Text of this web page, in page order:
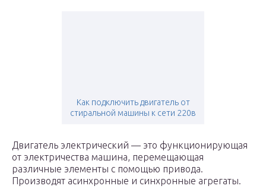
Как подключить двигатель от
стиральной машины к сети 220в
Двигатель электрический — это функционирующая
от электричества машина, перемещающая
различные элементы с помощью привода.
Производят асинхронные и синхронные агрегаты.